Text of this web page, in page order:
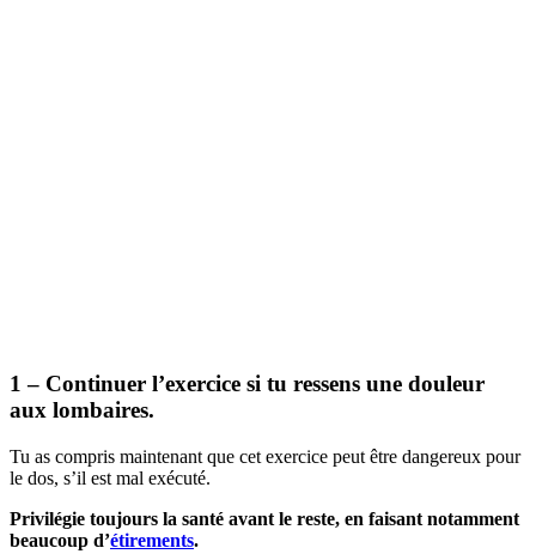
1 – Continuer l’exercice si tu ressens une douleur
aux lombaires.
Tu as compris maintenant que cet exercice peut être dangereux pour
le dos, s’il est mal exécuté.
Privilégie toujours la santé avant le reste, en faisant notamment
beaucoup d’étirements.